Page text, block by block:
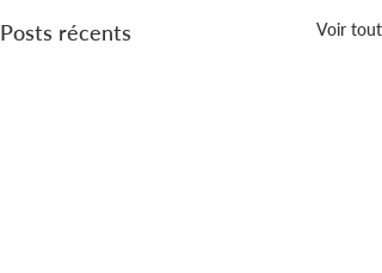
Posts récents Voir tout